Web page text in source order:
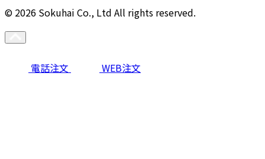
© 2026 Sokuhai Co., Ltd All rights reserved.
電話注文 WEB注文